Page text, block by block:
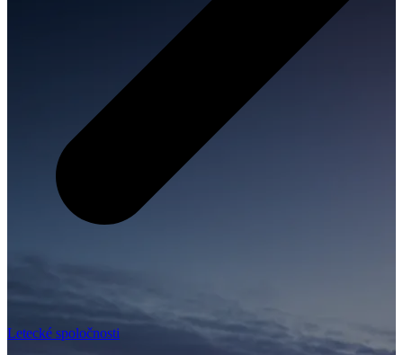
Letecké spoločnosti